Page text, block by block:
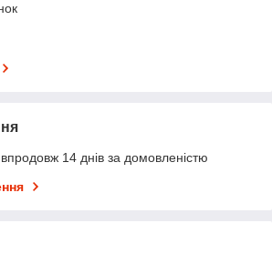
14 днів за домовленістю